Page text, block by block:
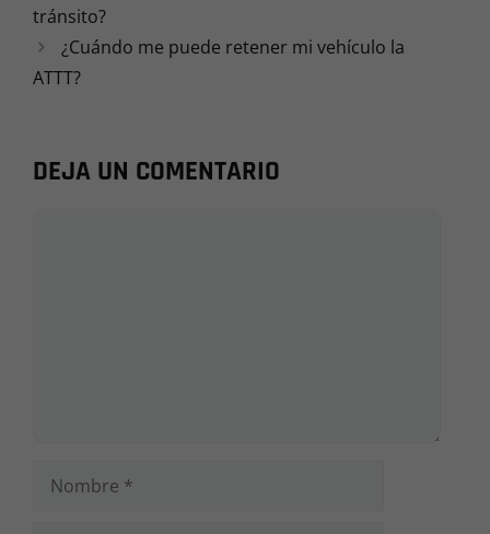
tránsito?
¿Cuándo me puede retener mi vehículo la
ATTT?
DEJA UN COMENTARIO
Nombre